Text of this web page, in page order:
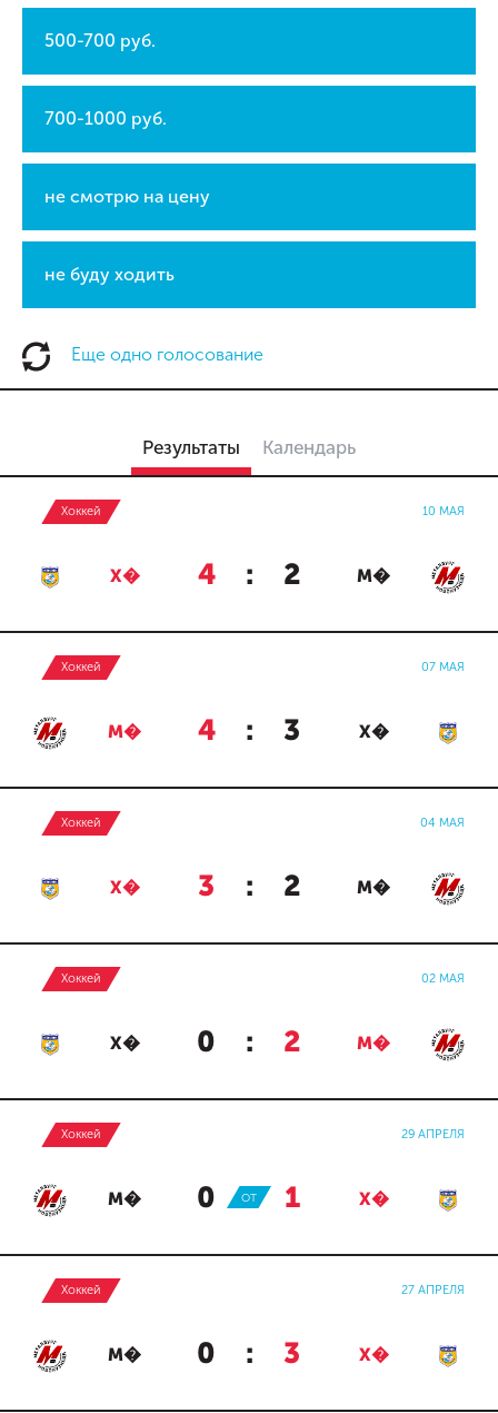
500-700 руб.
700-1000 руб.
не смотрю на цену
не буду ходить
Еще одно голосование
Результаты Календарь
Хоккей 10 МАЯ
Х� 4 : 2 М�
Хоккей 07 МАЯ
М� 4 : 3 Х�
Хоккей 04 МАЯ
Х� 3 : 2 М�
Хоккей 02 МАЯ
Х� 0 : 2 М�
Хоккей 29 АПРЕЛЯ
М� 0 : 1 Х�
ОТ
Хоккей 27 АПРЕЛЯ
М� 0 : 3 Х�